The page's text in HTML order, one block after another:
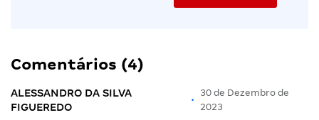
Comentários (4)
ALESSANDRO DA SILVA
FIGUEREDO
•
30 de Dezembro de
2023